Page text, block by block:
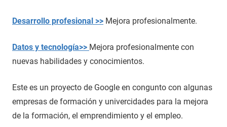
Desarrollo profesional >> Mejora profesionalmente.
Datos y tecnología>> Mejora profesionalmente con
nuevas habilidades y conocimientos.
Este es un proyecto de Google en congunto con algunas
empresas de formación y univercidades para la mejora
de la formación, el emprendimiento y el empleo.